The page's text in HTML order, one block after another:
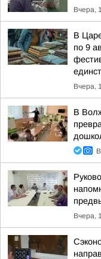
Вчера,
В
по 9
Вчера,
В
Вчера,